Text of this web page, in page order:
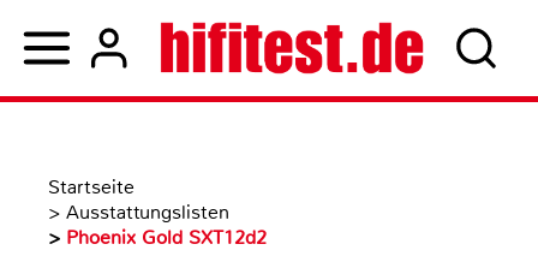
Startseite
> Ausstattungslisten
> Phoenix Gold SXT12d2